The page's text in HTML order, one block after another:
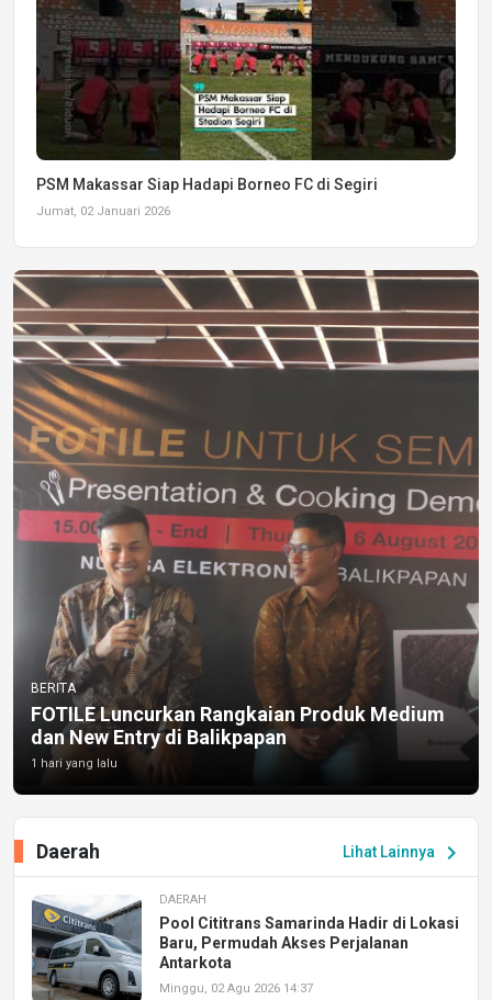
PSM Makassar Siap Hadapi Borneo FC di Segiri
Jumat, 02 Januari 2026
BERITA
FOTILE Luncurkan Rangkaian Produk Medium
dan New Entry di Balikpapan
1 hari yang lalu
Lihat Lainnya chevron_right
Daerah
DAERAH
Pool Cititrans Samarinda Hadir di Lokasi
Baru, Permudah Akses Perjalanan
Antarkota
Minggu, 02 Agu 2026 14:37